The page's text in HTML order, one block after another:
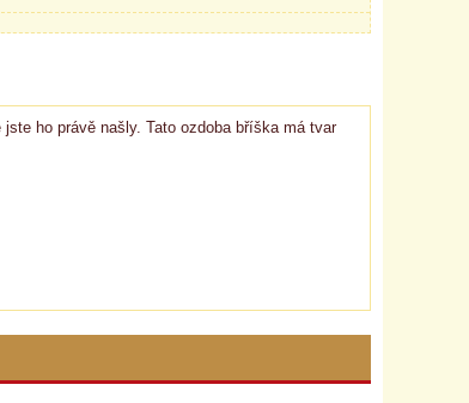
ho právě našly. Tato ozdoba bříška má tvar